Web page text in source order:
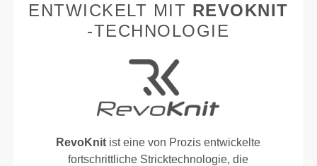
ENTWICKELT MIT REVOKNIT
-TECHNOLOGIE
RevoKnit ist eine von Prozis entwickelte
fortschrittliche Stricktechnologie, die